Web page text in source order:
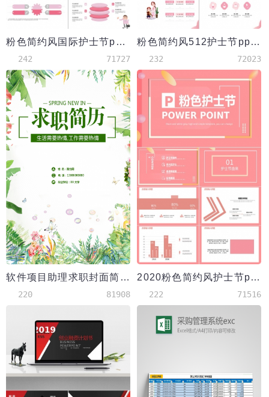
粉色简约风国际护士节ppt模板
242 71727
粉色简约风512护士节ppt模板
232 72023
软件项目助理求职封面简历套装
220 81908
2020粉色简约风护士节ppt模板
222 71516